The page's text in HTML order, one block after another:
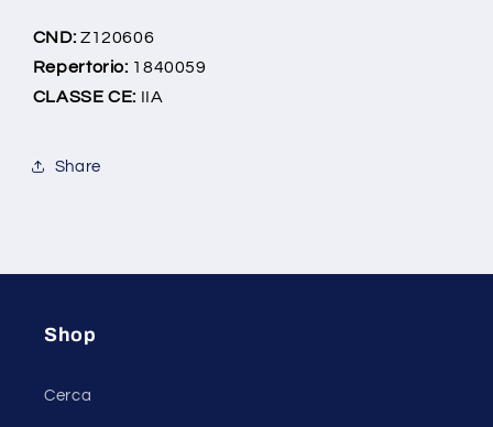
CND: Z120606
Repertorio: 1840059
CLASSE CE: IIA
Share
Shop
Cerca